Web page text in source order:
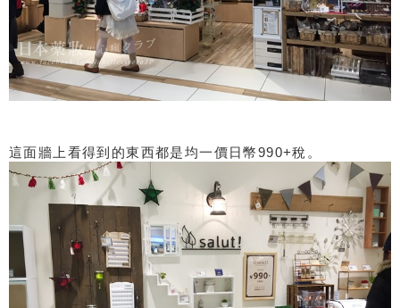
這面牆上看得到的東西都是均一價日幣990+稅。